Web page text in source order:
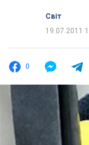
Світ
19.07.2011
0